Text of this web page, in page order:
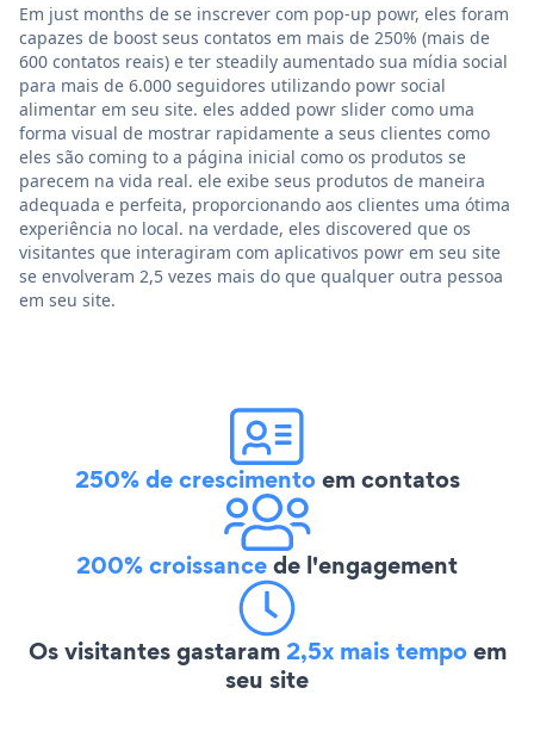
Em just months de se inscrever com pop-up powr, eles foram
capazes de boost seus contatos em mais de 250% (mais de
600 contatos reais) e ter steadily aumentado sua mídia social
para mais de 6.000 seguidores utilizando powr social
alimentar em seu site. eles added powr slider como uma
forma visual de mostrar rapidamente a seus clientes como
eles são coming to a página inicial como os produtos se
parecem na vida real. ele exibe seus produtos de maneira
adequada e perfeita, proporcionando aos clientes uma ótima
experiência no local. na verdade, eles discovered que os
visitantes que interagiram com aplicativos powr em seu site
se envolveram 2,5 vezes mais do que qualquer outra pessoa
em seu site.
250% de crescimentoem contatos
200% croissancede l'engagement
Os visitantes gastaram2,5x mais tempoem
seu site